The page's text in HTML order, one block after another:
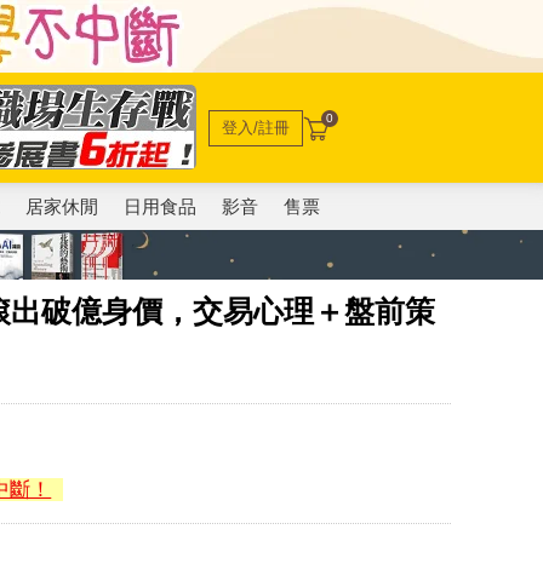
登入/註冊 0
居家休閒 日用食品 影音 售票
破億身價，交易心理＋盤前策
！